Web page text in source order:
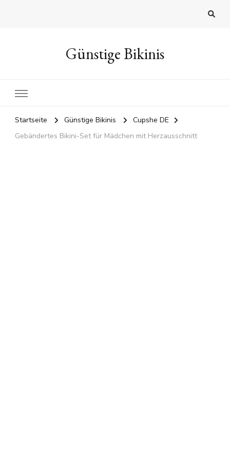
Günstige Bikinis
Startseite Günstige Bikinis
Cupshe DE
Gebändertes Bikini-Set für Mädchen mit Herzausschnitt